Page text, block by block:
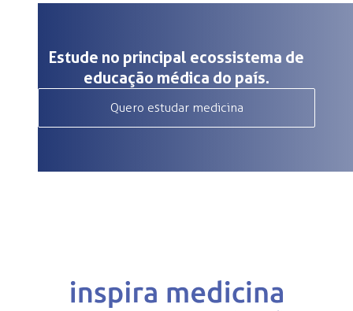
Estude no principal ecossistema de
educação médica do país.
Quero estudar medicina